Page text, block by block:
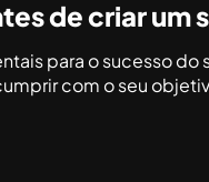
de criar um
para o sucesso
com o seu